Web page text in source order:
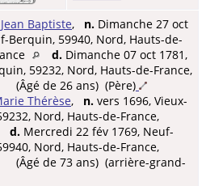
Jean Baptiste, n. Dimanche 27 oct
Berquin, 59940, Nord, Hauts-de-
d. Dimanche 07 oct 1781,
59232, Nord, Hauts-de-France,
(Âgé de 26 ans) (Père)
Thérèse, n. vers 1696, Vieux-
Nord, Hauts-de-France,
d. Mercredi 22 fév 1769, Neuf-
Nord, Hauts-de-France,
(Âgé de 73 ans) (arrière-grand-